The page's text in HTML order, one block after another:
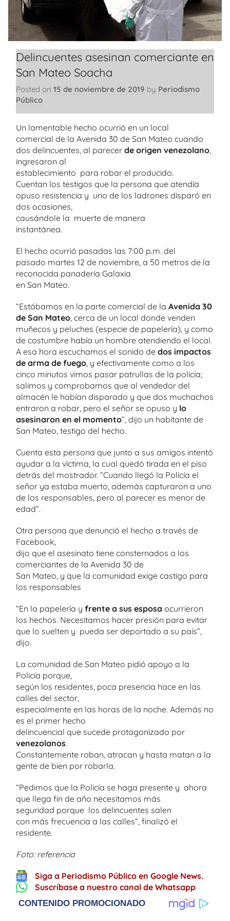
Delincuentes asesinan comerciante en
San Mateo Soacha
Posted on 15 de noviembre de 2019 by Periodismo
Público
Un lamentable hecho ocurrió en un local
comercial de la Avenida 30 de San Mateo cuando
dos delincuentes, al parecer de origen venezolano
ingresaron al
establecimiento para robar el producido.
Cuentan los testigos que la persona que atendía
opuso resistencia y uno de los ladrones disparó en
dos ocasiones,
causándole la muerte de manera
instantánea.
El hecho ocurrió pasadas las 7:00 p.m. del
pasado martes 12 de noviembre, a 50 metros de la
reconocida panadería Galaxia
en San Mateo.
“Estábamos en la parte comercial de la Avenida 30
de San Mateo , cerca de un local donde venden
muñecos y peluches (especie de papelería), y como
de costumbre había un hombre atendiendo el local.
A esa hora escuchamos el sonido de dos impactos
de arma de fuego , y efectivamente como a los
cinco minutos vimos pasar patrullas de la policía;
salimos y comprobamos que al vendedor del
almacén le habían disparado y que dos muchachos
entraron a robar, pero el señor se opuso y lo
asesinaron en el momento”, dijo un habitante de
San Mateo, testigo del hecho.
Cuenta esta persona que junto a sus amigos intentó
ayudar a la víctima, la cual quedó tirada en el piso
detrás del mostrador. “Cuando llegó la Policía el
señor ya estaba muerto, además capturaron a uno
de los responsables, pero al parecer es menor de
edad”.
Otra persona que denunció el hecho a través de
Facebook,
dijo que el asesinato tiene consternados a los
comerciantes de la Avenida 30 de
San Mateo, y que la comunidad exige castigo para
los responsables
“En la papelería y frente a sus esposa ocurrieron
los hechos. Necesitamos hacer presión para evitar
que lo suelten y pueda ser deportado a su país”,
dijo.
La comunidad de San Mateo pidió apoyo a la
Policía porque,
según los residentes, poca presencia hace en las
calles del sector,
especialmente en las horas de la noche. Además no
es el primer hecho
delincuencial que sucede protagonizado por
venezolanos.
Constantemente roban, atracan y hasta matan a la
gente de bien por robarla.
“Pedimos que la Policía se haga presente y ahora
que llega fin de año necesitamos más
seguridad porque los delincuentes salen
con más frecuencia a las calles”, finalizó el
residente.
Foto: referencia
Siga a Periodismo Público en Google News.
Suscríbase a nuestro canal de Whatsapp